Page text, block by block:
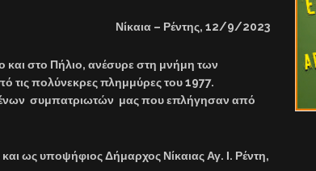
Νίκαια – Ρέντης, 12/9/2023
στο Πήλιο, ανέσυρε στη μνήμη των
τις πολύνεκρες πλημμύρες του 1977.
συμπατριωτών μας που επλήγησαν από
ως υποψήφιος Δήμαρχος Νίκαιας Αγ. Ι. Ρέντη,